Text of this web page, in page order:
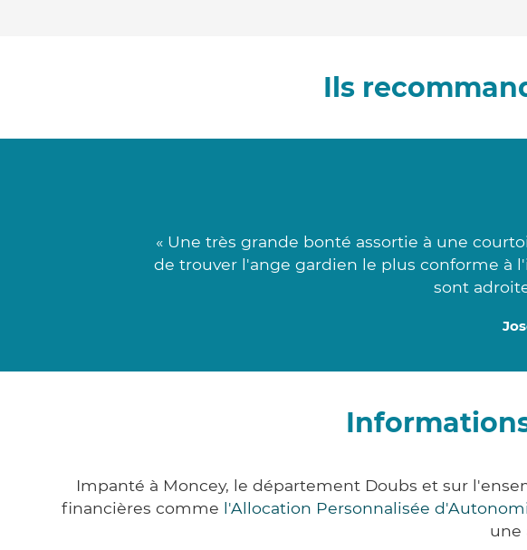
Ils
« Une très grande bonté assortie à une
de trouver l'ange gardien le plus conforme à
sont
Impanté à Moncey, le département Doubs et sur
financières comme l'Allocation Personnalisée
une